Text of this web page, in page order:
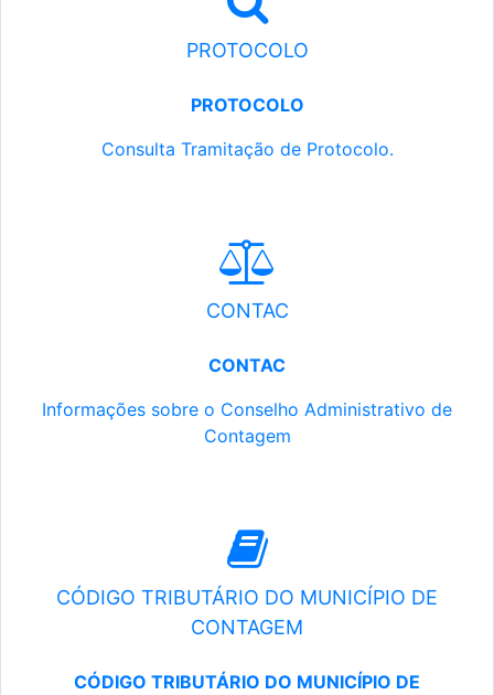
PROTOCOLO
PROTOCOLO
Consulta Tramitação de Protocolo.
CONTAC
CONTAC
Informações sobre o Conselho Administrativo de
Contagem
CÓDIGO TRIBUTÁRIO DO MUNICÍPIO DE
CONTAGEM
CÓDIGO TRIBUTÁRIO DO MUNICÍPIO DE